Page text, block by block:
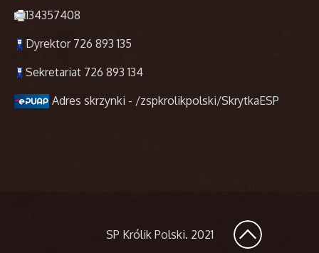
134357408
Dyrektor 726 893 135
Sekretariat 726 893 134
Adres skrzynki - /zspkrolikpolski/SkrytkaESP
SP Królik Polski. 2021